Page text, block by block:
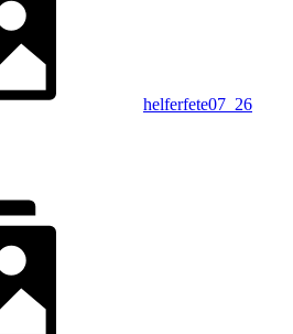
helferfete07_26